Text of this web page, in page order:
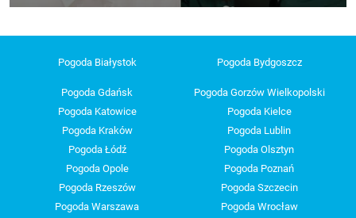
Pogoda Białystok Pogoda Bydgoszcz
Pogoda Gdańsk
Pogoda Gorzów Wielkopolski
Pogoda Katowice
Pogoda Kielce
Pogoda Kraków
Pogoda Lublin
Pogoda Łódź
Pogoda Olsztyn
Pogoda Opole
Pogoda Poznań
Pogoda Rzeszów
Pogoda Szczecin
Pogoda Warszawa
Pogoda Wrocław